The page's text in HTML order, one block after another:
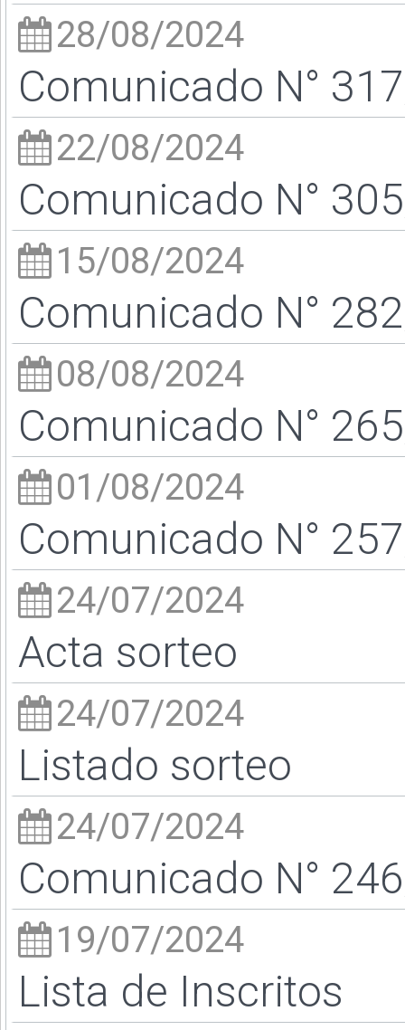
28/08/2024
Comunicado N°
22/08/2024
Comunicado N°
15/08/2024
Comunicado N°
08/08/2024
Comunicado N°
01/08/2024
Comunicado N°
24/07/2024
Acta sorteo
24/07/2024
Listado sorteo
24/07/2024
Comunicado N°
19/07/2024
Lista de Inscritos